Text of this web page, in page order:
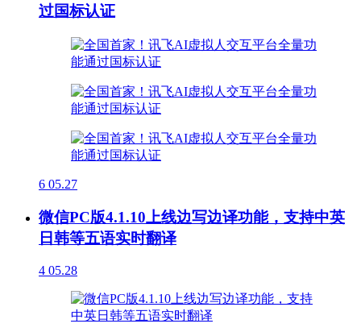
过国标认证
6 05.27
微信PC版4.1.10上线边写边译功能，支持中英
日韩等五语实时翻译
4 05.28